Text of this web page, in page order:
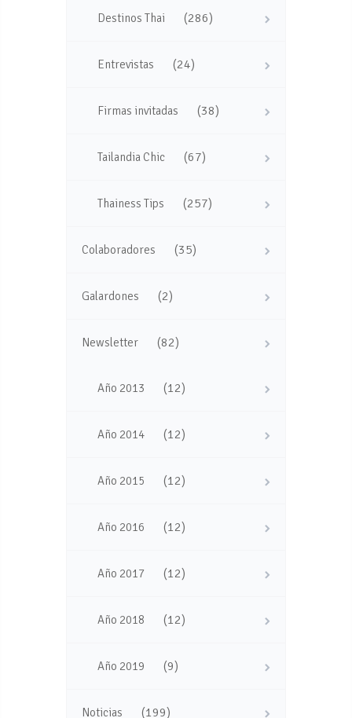
Destinos Thai (286)
Entrevistas (24)
Firmas invitadas (38)
Tailandia Chic (67)
Thainess Tips (257)
Colaboradores (35)
Galardones (2)
Newsletter (82)
Año 2013 (12)
Año 2014 (12)
Año 2015 (12)
Año 2016 (12)
Año 2017 (12)
Año 2018 (12)
Año 2019 (9)
Noticias (199)